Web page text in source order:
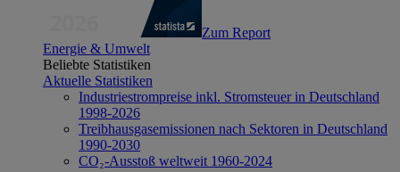
Zum Report
Energie & Umwelt
Beliebte Statistiken
Aktuelle Statistiken
Industriestrompreise inkl. Stromsteuer in Deutschland
1998-2026
Treibhausgasemissionen nach Sektoren in Deutschland
1990-2030
CO₂-Ausstoß weltweit 1960-2024